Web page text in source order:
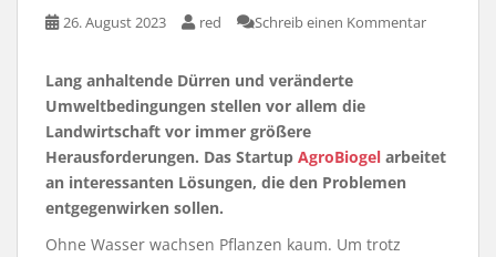
26. August 2023 red Schreib einen Kommentar
Lang anhaltende Dürren und veränderte
Umweltbedingungen stellen vor allem die
Landwirtschaft vor immer größere
Herausforderungen. Das Startup AgroBiogel arbeitet
an interessanten Lösungen, die den Problemen
entgegenwirken sollen.
Ohne Wasser wachsen Pflanzen kaum. Um trotz